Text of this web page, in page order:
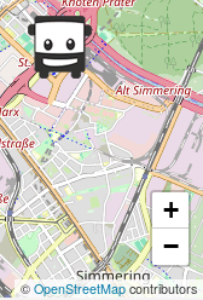
+
−
© OpenStreetMap contributors